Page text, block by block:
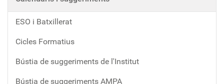
ESO i Batxillerat
Cicles Formatius
Bústia de suggeriments de l'Institut
Bústia de suggeriments AMPA